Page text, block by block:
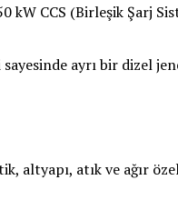
kW CCS (Birleşik Şarj
ayrı bir dizel
altyapı, atık ve ağır